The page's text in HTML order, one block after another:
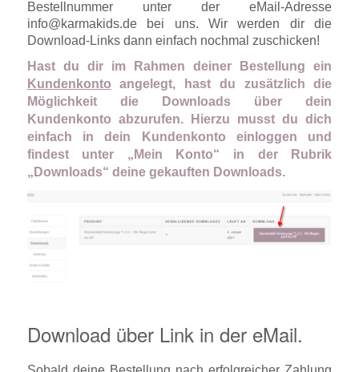
Bestellnummer unter der eMail-Adresse
info@karmakids.de bei uns. Wir werden dir die
Download-Links dann einfach nochmal zuschicken!
Hast du dir im Rahmen deiner Bestellung ein
Kundenkonto angelegt, hast du zusätzlich die
Möglichkeit die Downloads über dein
Kundenkonto abzurufen. Hierzu musst du dich
einfach in dein Kundenkonto einloggen und
findest unter „Mein Konto“ in der Rubrik
„Downloads“ deine gekauften Downloads.
Download über Link in der eMail.